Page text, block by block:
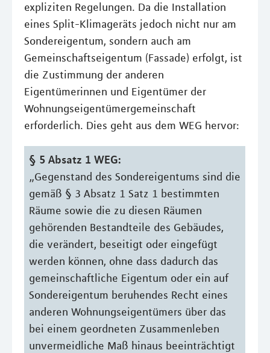
expliziten Regelungen. Da die Installation
eines Split-Klimageräts jedoch nicht nur am
Sondereigentum, sondern auch am
Gemeinschaftseigentum (Fassade) erfolgt, ist
die Zustimmung der anderen
Eigentümerinnen und Eigentümer der
Wohnungseigentümergemeinschaft
erforderlich. Dies geht aus dem WEG hervor:
§ 5 Absatz 1 WEG:
„Gegenstand des Sondereigentums sind die
gemäß § 3 Absatz 1 Satz 1 bestimmten
Räume sowie die zu diesen Räumen
gehörenden Bestandteile des Gebäudes,
die verändert, beseitigt oder eingefügt
werden können, ohne dass dadurch das
gemeinschaftliche Eigentum oder ein auf
Sondereigentum beruhendes Recht eines
anderen Wohnungseigentümers über das
bei einem geordneten Zusammenleben
unvermeidliche Maß hinaus beeinträchtigt